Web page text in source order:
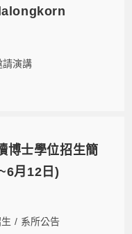
請演講
博士學位招生簡
月12日)
/ 系所公告